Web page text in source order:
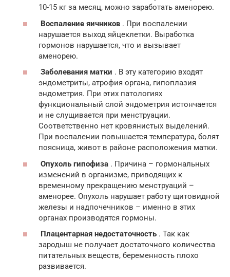
10-15 кг за месяц, можно заработать аменорею.
Воспаление яичников . При воспалении
нарушается выход яйцеклетки. Выработка
гормонов нарушается, что и вызывает
аменорею.
Заболевания матки . В эту категорию входят
эндометриты, атрофия органа, гипоплазия
эндометрия. При этих патологиях
функциональный слой эндометрия истончается
и не слущивается при менструации.
Соответственно нет кровянистых выделений.
При воспалении повышается температура, болят
поясница, живот в районе расположения матки.
Опухоль гипофиза . Причина – гормональных
изменений в организме, приводящих к
временному прекращению менструаций –
аменорее. Опухоль нарушает работу щитовидной
железы и надпочечников – именно в этих
органах производятся гормоны.
Плацентарная недостаточность . Так как
зародыш не получает достаточного количества
питательных веществ, беременность плохо
развивается.